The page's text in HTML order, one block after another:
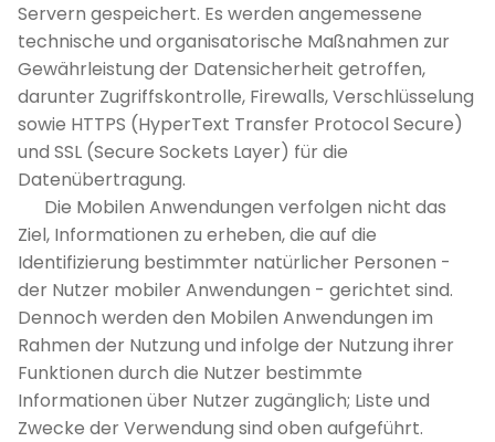
Servern gespeichert. Es werden angemessene
technische und organisatorische Maßnahmen zur
Gewährleistung der Datensicherheit getroffen,
darunter Zugriffskontrolle, Firewalls, Verschlüsselung
sowie HTTPS (HyperText Transfer Protocol Secure)
und SSL (Secure Sockets Layer) für die
Datenübertragung.
Die Mobilen Anwendungen verfolgen nicht das
Ziel, Informationen zu erheben, die auf die
Identifizierung bestimmter natürlicher Personen -
der Nutzer mobiler Anwendungen - gerichtet sind.
Dennoch werden den Mobilen Anwendungen im
Rahmen der Nutzung und infolge der Nutzung ihrer
Funktionen durch die Nutzer bestimmte
Informationen über Nutzer zugänglich; Liste und
Zwecke der Verwendung sind oben aufgeführt.